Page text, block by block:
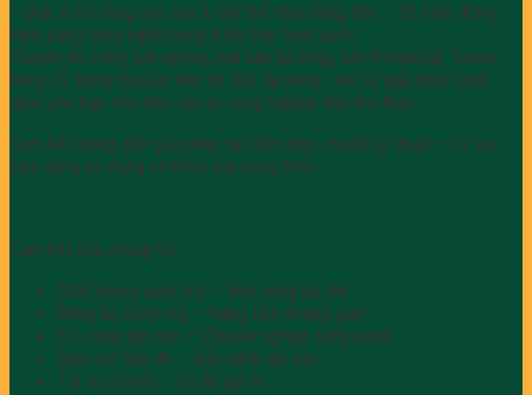
– Đơn vị thi công sơn sàn & sân thể thao hàng đầu – 10 năm đồng
hành cùng hàng nghìn công trình trên toàn quốc.
Chuyên thi công sơn epoxy, mài sàn bê tông, sân Pickleball, Tennis,
bóng rổ, bóng chuyền, nhà thi đấu đa năng… với hệ giải pháp toàn
diện, phù hợp mọi nhu cầu từ công nghiệp đến thể thao.
Cam kết mang đến giải pháp sàn bền đẹp, chuẩn kỹ thuật – tối ưu
hiệu năng sử dụng và thẩm mỹ công trình.
Cam kết của chúng tôi
Chất lượng vượt trội – Bền vững lâu dài
Đồng bộ thẩm mỹ – Nâng tầm không gian
Thi công tận tâm – Chuyên nghiệp từng bước
Bám sát tiến độ – Bảo hành dài hạn
Tối ưu chi phí – tối đa giá trị